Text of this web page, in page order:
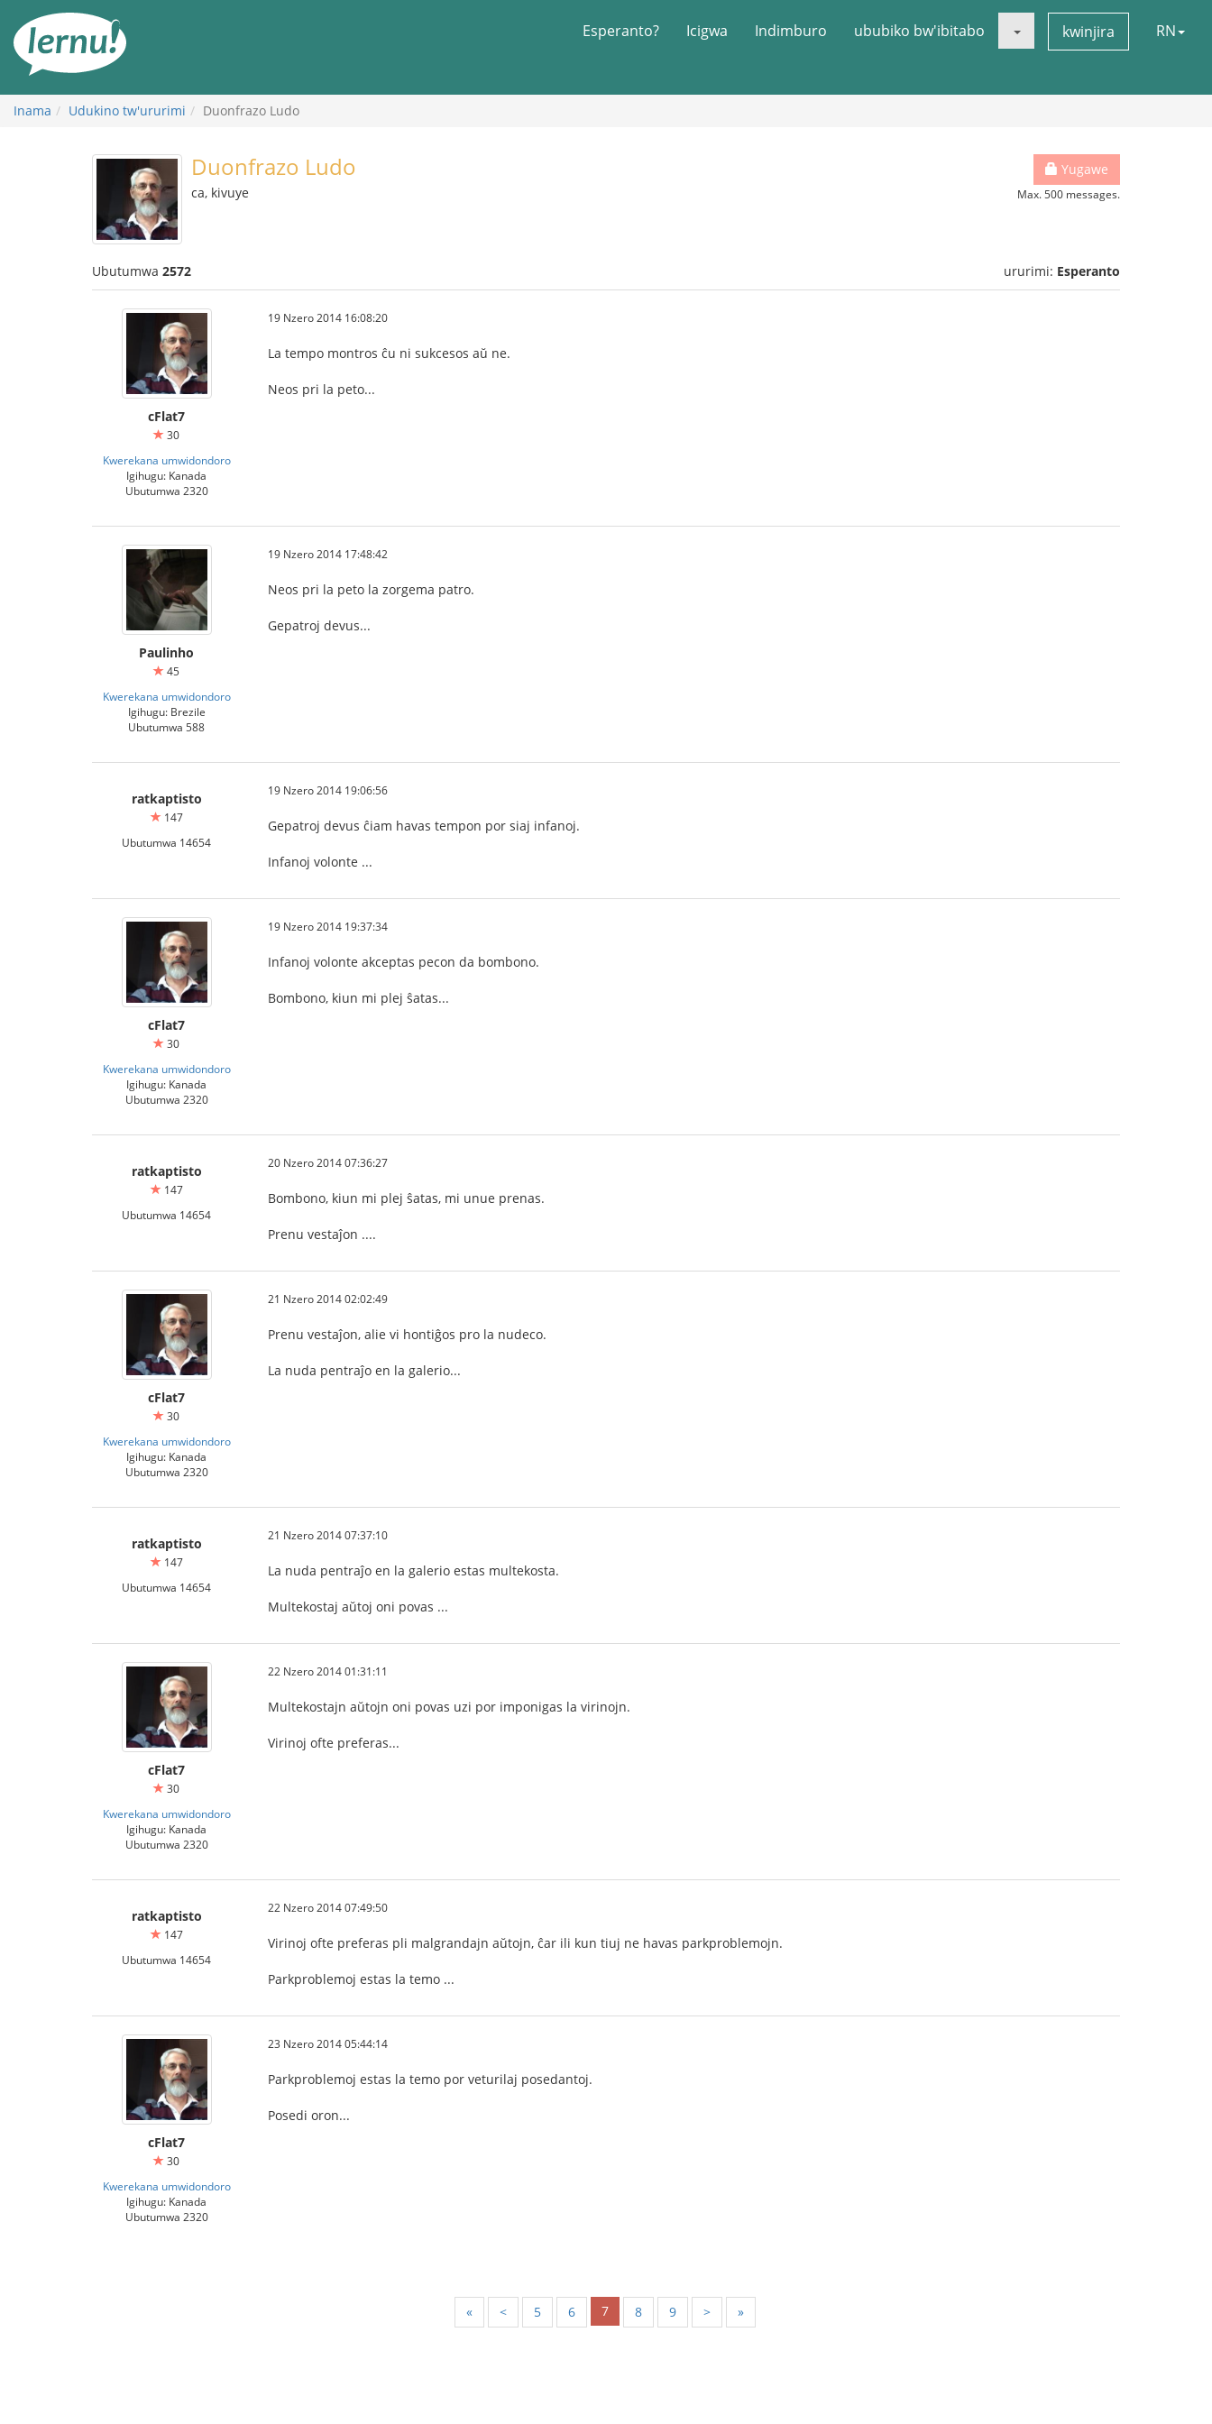
rupapuro
rw'ibirimwo
Esperanto? Icigwa Indimburo ububiko bw'ibitabo kwinjira RN
Inama Udukino tw'ururimi Duonfrazo Ludo
Yugawe
Max. 500 messages.
Duonfrazo Ludo
ca, kivuye
Ubutumwa 2572 ururimi: Esperanto
cFlat7
30
Kwerekana umwidondoro
Igihugu: Kanada
Ubutumwa 2320
19 Nzero 2014 16:08:20
La tempo montros ĉu ni sukcesos aŭ ne.
Neos pri la peto...
Paulinho
45
Kwerekana umwidondoro
Igihugu: Brezile
Ubutumwa 588
19 Nzero 2014 17:48:42
Neos pri la peto la zorgema patro.
Gepatroj devus...
ratkaptisto
147
Ubutumwa 14654
19 Nzero 2014 19:06:56
Gepatroj devus ĉiam havas tempon por siaj infanoj.
Infanoj volonte ...
cFlat7
30
Kwerekana umwidondoro
Igihugu: Kanada
Ubutumwa 2320
19 Nzero 2014 19:37:34
Infanoj volonte akceptas pecon da bombono.
Bombono, kiun mi plej ŝatas...
ratkaptisto
147
Ubutumwa 14654
20 Nzero 2014 07:36:27
Bombono, kiun mi plej ŝatas, mi unue prenas.
Prenu vestaĵon ....
cFlat7
30
Kwerekana umwidondoro
Igihugu: Kanada
Ubutumwa 2320
21 Nzero 2014 02:02:49
Prenu vestaĵon, alie vi hontiĝos pro la nudeco.
La nuda pentraĵo en la galerio...
ratkaptisto
147
Ubutumwa 14654
21 Nzero 2014 07:37:10
La nuda pentraĵo en la galerio estas multekosta.
Multekostaj aŭtoj oni povas ...
cFlat7
30
Kwerekana umwidondoro
Igihugu: Kanada
Ubutumwa 2320
22 Nzero 2014 01:31:11
Multekostajn aŭtojn oni povas uzi por imponigas la virinojn.
Virinoj ofte preferas...
ratkaptisto
147
Ubutumwa 14654
22 Nzero 2014 07:49:50
Virinoj ofte preferas pli malgrandajn aŭtojn, ĉar ili kun tiuj ne havas parkproblemojn.
Parkproblemoj estas la temo ...
cFlat7
30
Kwerekana umwidondoro
Igihugu: Kanada
Ubutumwa 2320
23 Nzero 2014 05:44:14
Parkproblemoj estas la temo por veturilaj posedantoj.
Posedi oron...
« < 5 6 7 8 9 > »